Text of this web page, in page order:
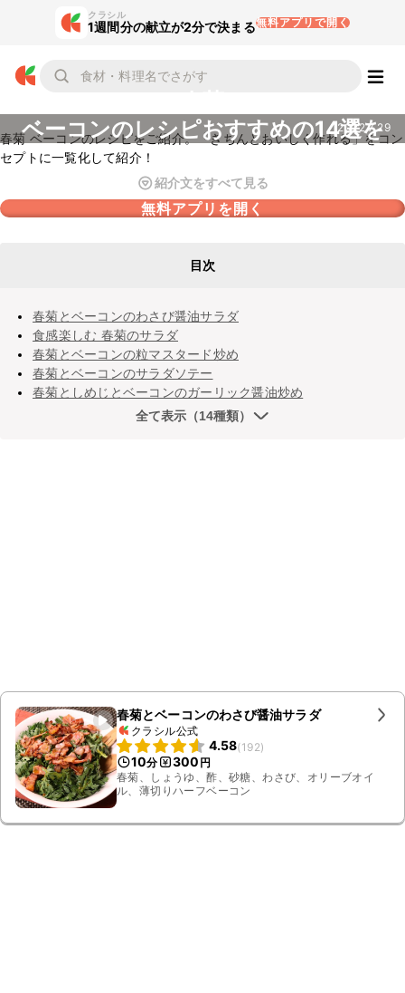
クラシル
1週間分の献立が2分で決まる無料アプリで開く
ベーコンのレシピおすすめの14選を
2022.7.29
春菊 ベーコンのレシピをご紹介。「きちんとおいしく作れる」をコン
セプトに一覧化して紹介！
紹介文をすべて見る
無料アプリを開く
目次
春菊とベーコンのわさび醤油サラダ
食感楽しむ 春菊のサラダ
春菊とベーコンの粒マスタード炒め
春菊とベーコンのサラダソテー
春菊としめじとベーコンのガーリック醤油炒め
全て表示（14種類）
春菊とベーコンのわさび醤油サラダ
クラシル公式
4.58(192)
10分 300 円
春菊、しょうゆ、酢、砂糖、わさび、オリーブオイ
ル、薄切りハーフベーコン